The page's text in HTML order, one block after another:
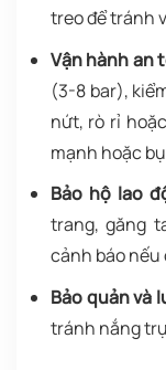
treo để tránh
Vận hành an
(3-8 bar),
nứt, rò rỉ
mạnh hoặc
Bảo hộ lao
trang, găng
cảnh báo nếu
Bảo quản và
tránh nắng